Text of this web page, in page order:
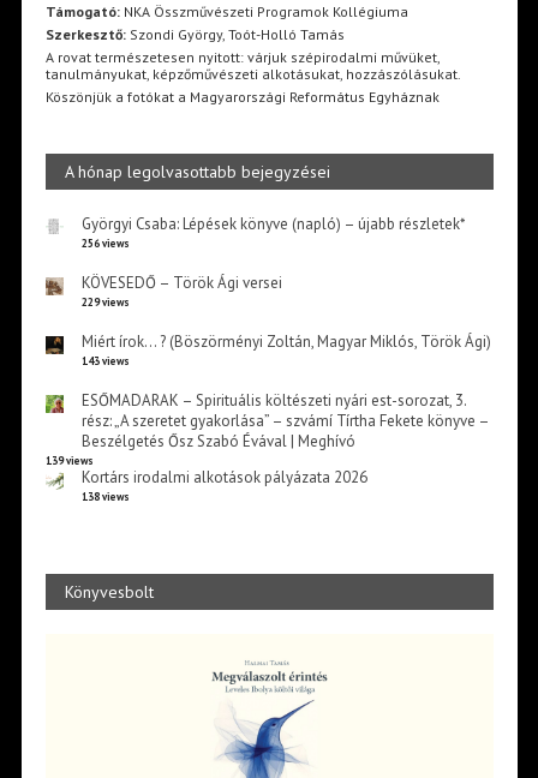
Támogató:NKA Összművészeti Programok Kollégiuma
Szerkesztő:Szondi György, Toót-Holló Tamás
A rovat természetesen nyitott: várjuk szépirodalmi művüket,
tanulmányukat, képzőművészeti alkotásukat, hozzászólásukat.
Köszönjük a fotókat a Magyarországi Református Egyháznak
A hónap legolvasottabb bejegyzései
Györgyi Csaba: Lépések könyve (napló) – újabb részletek*
256 views
KÖVESEDŐ – Török Ági versei
229 views
Miért írok… ? (Böszörményi Zoltán, Magyar Miklós, Török Ági)
143 views
ESŐMADARAK – Spirituális költészeti nyári est-sorozat, 3.
rész: „A szeretet gyakorlása” – szvámí Tírtha Fekete könyve –
Beszélgetés Ősz Szabó Évával | Meghívó
139 views
Kortárs irodalmi alkotások pályázata 2026
138 views
Könyvesbolt